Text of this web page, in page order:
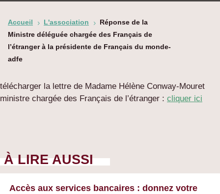
Accueil 5 L'association 5
Réponse de la
Ministre déléguée chargée des Français de
l’étranger à la présidente de Français du monde-
adfe
télécharger la lettre de Madame Hélène Conway-Mouret
ministre chargée des Français de l’étranger : cliquer ici
À LIRE AUSSI
Accès aux services bancaires : donnez votre